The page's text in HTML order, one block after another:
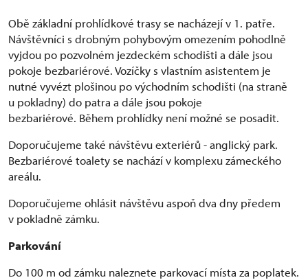
Obě základní prohlídkové trasy se nacházejí v 1. patře.
Návštěvníci s drobným pohybovým omezením pohodlně
vyjdou po pozvolném jezdeckém schodišti a dále jsou
pokoje bezbariérové. Vozíčky s vlastním asistentem je
nutné vyvézt plošinou po východním schodišti (na straně
u pokladny) do patra a dále jsou pokoje
bezbariérové. Během prohlídky není možné se posadit.
Doporučujeme také návštěvu exteriérů - anglický park.
Bezbariérové toalety se nachází v komplexu zámeckého
areálu.
Doporučujeme ohlásit návštěvu aspoň dva dny předem
v pokladně zámku.
Parkování
Do 100 m od zámku naleznete parkovací místa za poplatek.